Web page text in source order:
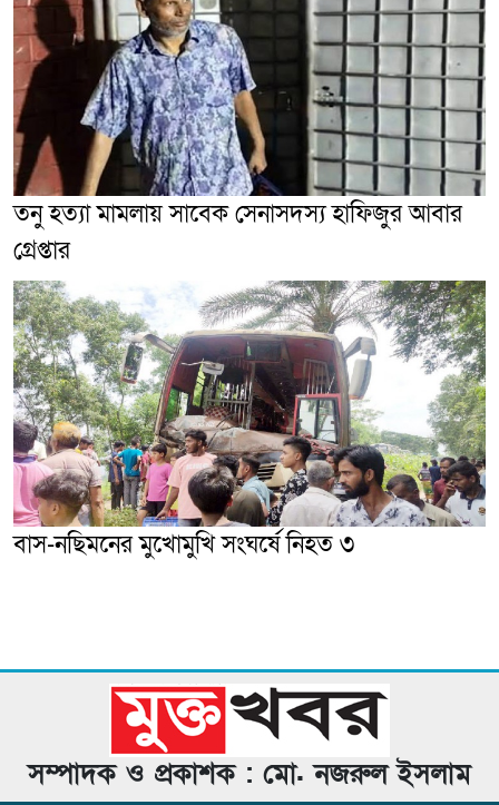
তনু হত্যা মামলায় সাবেক সেনাসদস্য হাফিজুর আবার
গ্রেপ্তা‌র
বাস-নছিমনের মুখোমুখি সংঘর্ষে নিহত ৩
সম্পাদক ও প্রকাশক : মো. নজরুল ইসলাম